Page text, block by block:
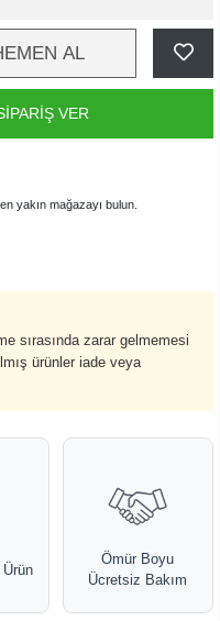
AL
VER
yakın mağazayı bulun.
sırasında zarar gelmemesi
ürünler iade veya
Ömür Boyu
Ücretsiz Bakım